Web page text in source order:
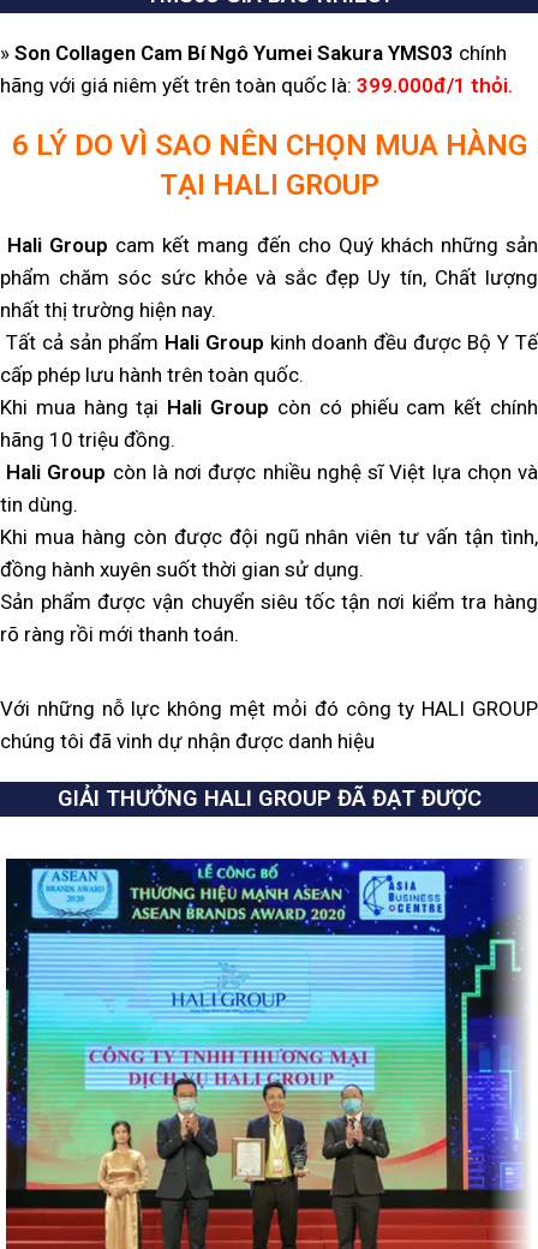
» Son Collagen Cam Bí Ngô Yumei Sakura YMS03 chính
hãng với giá niêm yết trên toàn quốc là: 399.000đ/1 thỏi.
6 LÝ DO VÌ SAO NÊN CHỌN MUA HÀNG
TẠI HALI GROUP
Hali Group cam kết mang đến cho Quý khách những sản
phẩm chăm sóc sức khỏe và sắc đẹp Uy tín, Chất lượng
nhất thị trường hiện nay.
Tất cả sản phẩm Hali Group kinh doanh đều được Bộ Y Tế
cấp phép lưu hành trên toàn quốc.
Khi mua hàng tại Hali Group còn có phiếu cam kết chính
hãng 10 triệu đồng.
Hali Group còn là nơi được nhiều nghệ sĩ Việt lựa chọn và
tin dùng.
Khi mua hàng còn được đội ngũ nhân viên tư vấn tận tình,
đồng hành xuyên suốt thời gian sử dụng.
Sản phẩm được vận chuyển siêu tốc tận nơi kiểm tra hàng
rõ ràng rồi mới thanh toán.
Với những nỗ lực không mệt mỏi đó công ty HALI GROUP
chúng tôi đã vinh dự nhận được danh hiệu
GIẢI THƯỞNG HALI GROUP ĐÃ ĐẠT ĐƯỢC